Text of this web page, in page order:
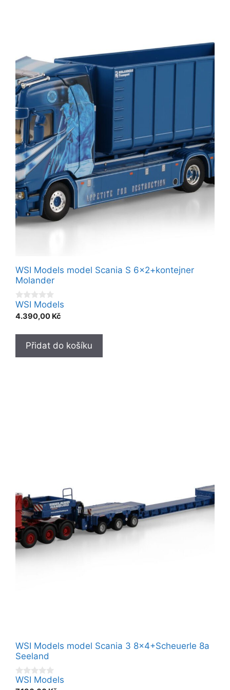
WSI Models model Scania S 6×2+kontejner
Molander
0
o
u
o
WSI Models
4.390,00 Kč
Přidat do košíku
WSI Models model Scania 3 8×4+Scheuerle 8a
Seeland
0
o
WSI Models